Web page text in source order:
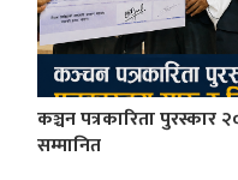
कञ्चन पत्रकारिता पुरस्कार
सम्मानित